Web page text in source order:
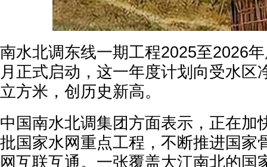
南水北调东线一期工程2025至2026
月正式启动，这一年度计划向受水区
立方米，创历史新高。
中国南水北调集团方面表示，正在加
批国家水网重点工程，不断推进国家
网互联互通。一张覆盖大江南北的国